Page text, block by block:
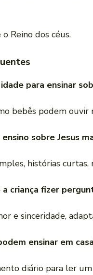
Reino dos céus.
para ensinar
bebês podem
sobre Jesus
histórias curtas,
criança fizer
e sinceridade,
ensinar em
diário para ler